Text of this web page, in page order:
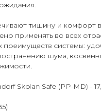
тишину и комфорт
применять во всех
преимуществ системы:
шума,
Skolan Safe (PP-MD) -